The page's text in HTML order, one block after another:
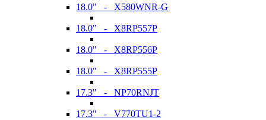
18.0" - X580WNR-G
18.0" - X8RP557P
18.0" - X8RP556P
18.0" - X8RP555P
17.3" - NP70RNJT
17.3" - V770TU1-2